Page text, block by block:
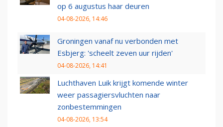
op 6 augustus haar deuren
04-08-2026, 14:46
Groningen vanaf nu verbonden met
Esbjerg: 'scheelt zeven uur rijden'
04-08-2026, 14:41
Luchthaven Luik krijgt komende winter
weer passagiersvluchten naar
zonbestemmingen
04-08-2026, 13:54